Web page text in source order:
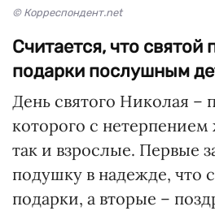
© Корреспондент.net
Считается, что святой
подарки послушным
День святого Николая –
которого с нетерпением
так и взрослые. Первые
подушку в надежде, что
подарки, а вторые –